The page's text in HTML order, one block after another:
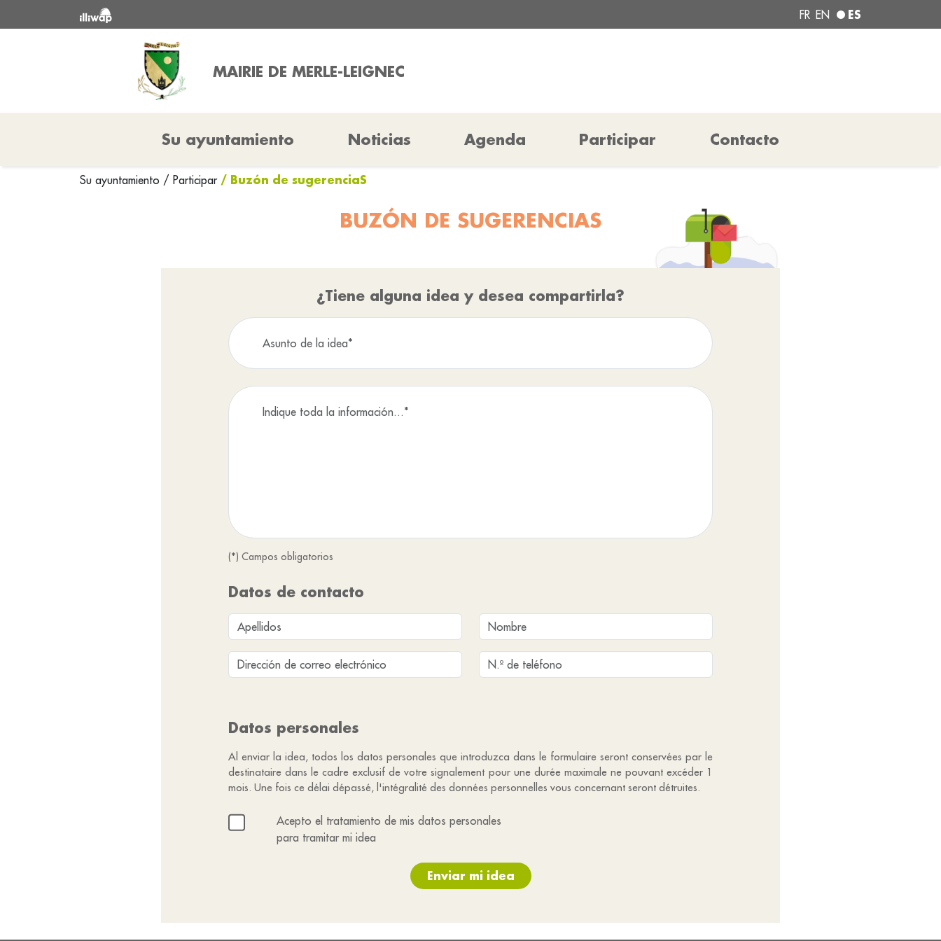
FR EN ES
MAIRIE DE MERLE-LEIGNEC
Su ayuntamiento Noticias Agenda Participar Contacto
Su ayuntamiento / Participar / Buzón de sugerenciaS
BUZÓN DE SUGERENCIAS
¿Tiene alguna idea y desea compartirla?
(*) Campos obligatorios
Datos de contacto
Datos personales
Al enviar la idea, todos los datos personales que introduzca dans le formulaire seront conservées par le
destinataire dans le cadre exclusif de votre signalement pour une durée maximale ne pouvant excéder 1
mois. Une fois ce délai dépassé, l'intégralité des données personnelles vous concernant seront détruites.
Acepto el tratamiento de mis datos personales
para tramitar mi idea
Enviar mi idea